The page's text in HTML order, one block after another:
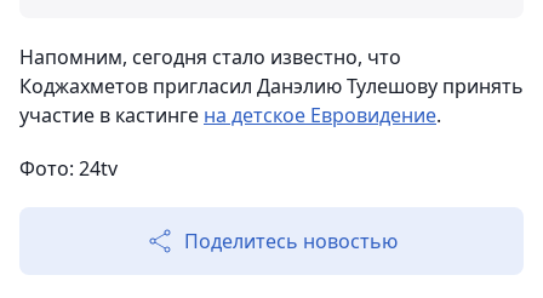
Напомним, сегодня стало известно, что
Коджахметов пригласил Данэлию Тулешову принять
участие в кастинге на детское Евровидение.
Фото: 24tv
Поделитесь новостью